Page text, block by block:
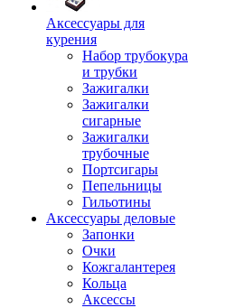
Аксессуары для
курения
Набор трубокура
и трубки
Зажигалки
Зажигалки
сигарные
Зажигалки
трубочные
Портсигары
Пепельницы
Гильотины
Аксессуары деловые
Запонки
Очки
Кожгалантерея
Кольца
Аксессы